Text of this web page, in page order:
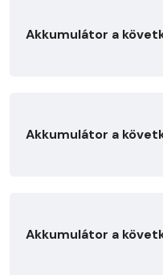
Akkumulátor a
Akkumulátor a
Akkumulátor a